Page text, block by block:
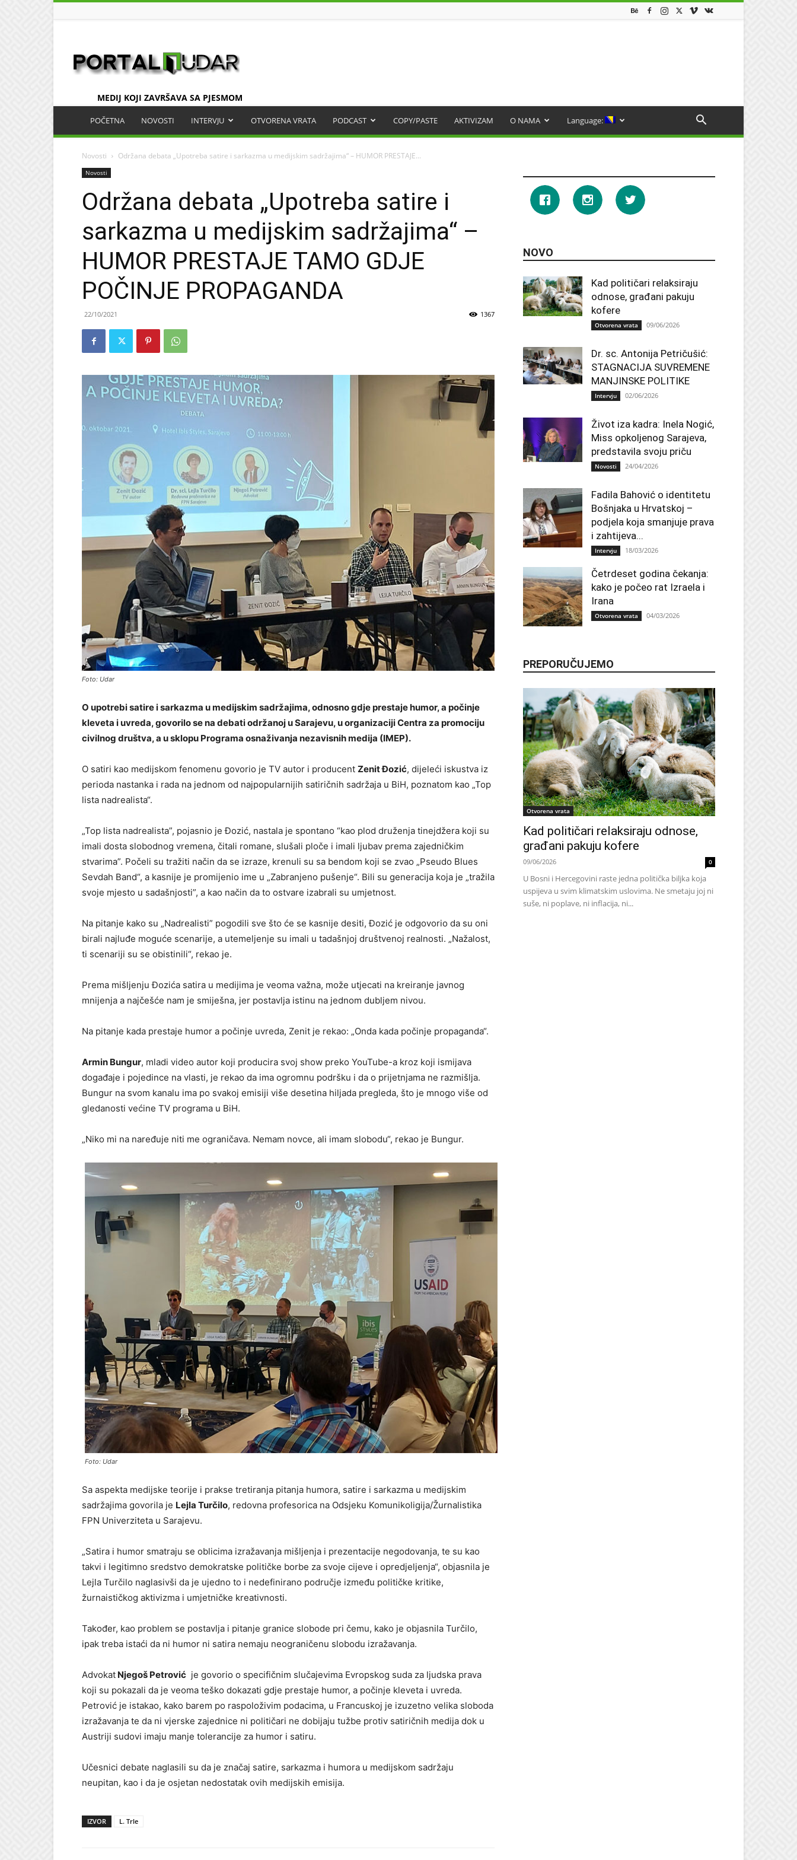
MEDIJ KOJI ZAVRŠAVA SA PJESMOM
POČETNA NOVOSTI INTERVJU OTVORENA VRATA PODCAST COPY/PASTE AKTIVIZAM O NAMA Language:
Novosti Održana debata „Upotreba satire i sarkazma u medijskim sadržajima“ – HUMOR PRESTAJE...
Novosti
Održana debata „Upotreba satire i
sarkazma u medijskim sadržajima“ –
HUMOR PRESTAJE TAMO GDJE
POČINJE PROPAGANDA
22/10/2021 1367
Foto: Udar
O upotrebi satire i sarkazma u medijskim sadržajima, odnosno gdje prestaje humor, a počinje
kleveta i uvreda, govorilo se na debati održanoj u Sarajevu, u organizaciji Centra za promociju
civilnog društva, a u sklopu Programa osnaživanja nezavisnih medija (IMEP).
O satiri kao medijskom fenomenu govorio je TV autor i producent Zenit Đozić, dijeleći iskustva iz
perioda nastanka i rada na jednom od najpopularnijih satiričnih sadržaja u BiH, poznatom kao „Top
lista nadrealista“.
„Top lista nadrealista”, pojasnio je Đozić, nastala je spontano “kao plod druženja tinejdžera koji su
imali dosta slobodnog vremena, čitali romane, slušali ploče i imali ljubav prema zajedničkim
stvarima”. Počeli su tražiti način da se izraze, krenuli su sa bendom koji se zvao „Pseudo Blues
Sevdah Band“, a kasnije je promijenio ime u „Zabranjeno pušenje“. Bili su generacija koja je „tražila
svoje mjesto u sadašnjosti”, a kao način da to ostvare izabrali su umjetnost.
Na pitanje kako su „Nadrealisti” pogodili sve što će se kasnije desiti, Đozić je odgovorio da su oni
birali najluđe moguće scenarije, a utemeljenje su imali u tadašnjoj društvenoj realnosti. „Nažalost,
ti scenariji su se obistinili“, rekao je.
Prema mišljenju Đozića satira u medijima je veoma važna, može utjecati na kreiranje javnog
mnijenja a najčešće nam je smiješna, jer postavlja istinu na jednom dubljem nivou.
Na pitanje kada prestaje humor a počinje uvreda, Zenit je rekao: „Onda kada počinje propaganda“.
Armin Bungur, mladi video autor koji producira svoj show preko YouTube-a kroz koji ismijava
događaje i pojedince na vlasti, je rekao da ima ogromnu podršku i da o prijetnjama ne razmišlja.
Bungur na svom kanalu ima po svakoj emisiji više desetina hiljada pregleda, što je mnogo više od
gledanosti većine TV programa u BiH.
„Niko mi na naređuje niti me ograničava. Nemam novce, ali imam slobodu“, rekao je Bungur.
Foto: Udar
Sa aspekta medijske teorije i prakse tretiranja pitanja humora, satire i sarkazma u medijskim
sadržajima govorila je Lejla Turčilo, redovna profesorica na Odsjeku Komunikoligija/Žurnalistika
FPN Univerziteta u Sarajevu.
„Satira i humor smatraju se oblicima izražavanja mišljenja i prezentacije negodovanja, te su kao
takvi i legitimno sredstvo demokratske političke borbe za svoje cijeve i opredjeljenja“, objasnila je
Lejla Turčilo naglasivši da je ujedno to i nedefinirano područje između političke kritike,
žurnaističkog aktivizma i umjetničke kreativnosti.
Također, kao problem se postavlja i pitanje granice slobode pri čemu, kako je objasnila Turčilo,
ipak treba istaći da ni humor ni satira nemaju neograničenu slobodu izražavanja.
Advokat Njegoš Petrović je govorio o specifičnim slučajevima Evropskog suda za ljudska prava
koji su pokazali da je veoma teško dokazati gdje prestaje humor, a počinje kleveta i uvreda.
Petrović je istakao, kako barem po raspoloživim podacima, u Francuskoj je izuzetno velika sloboda
izražavanja te da ni vjerske zajednice ni političari ne dobijaju tužbe protiv satiričnih medija dok u
Austriji sudovi imaju manje tolerancije za humor i satiru.
Učesnici debate naglasili su da je značaj satire, sarkazma i humora u medijskom sadržaju
neupitan, kao i da je osjetan nedostatak ovih medijskih emisija.
IZVOR L. Trle
NOVO
Kad političari relaksiraju
odnose, građani pakuju
kofere
Otvorena vrata 09/06/2026
Dr. sc. Antonija Petričušić:
STAGNACIJA SUVREMENE
MANJINSKE POLITIKE
Intervju 02/06/2026
Život iza kadra: Inela Nogić,
Miss opkoljenog Sarajeva,
predstavila svoju priču
Novosti 24/04/2026
Fadila Bahović o identitetu
Bošnjaka u Hrvatskoj –
podjela koja smanjuje prava
i zahtijeva...
Intervju 18/03/2026
Četrdeset godina čekanja:
kako je počeo rat Izraela i
Irana
Otvorena vrata 04/03/2026
PREPORUČUJEMO
Otvorena vrata
Kad političari relaksiraju odnose,
građani pakuju kofere
09/06/2026 0
U Bosni i Hercegovini raste jedna politička biljka koja
uspijeva u svim klimatskim uslovima. Ne smetaju joj ni
suše, ni poplave, ni inflacija, ni...